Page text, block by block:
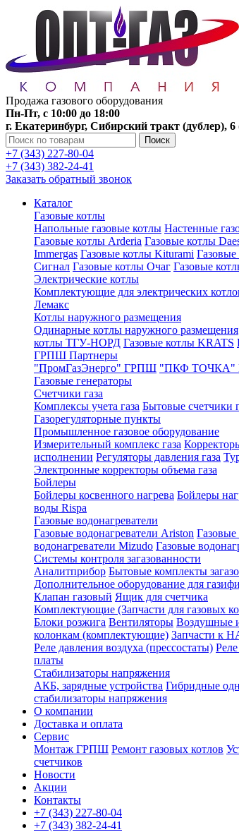
Продажа газового оборудования
Пн-Пт, с 10:00 до 18:00
г. Екатеринбург, Сибирский тракт (дублер),
Поиск
+7 (343) 227-80-04
+7 (343) 382-24-41
Заказать обратный звонок
Каталог
Газовые котлы
Напольные газовые котлы Настенные
Газовые котлы Arderia Газовые котлы
Immergas Газовые котлы Kiturami
Сигнал Газовые котлы Очаг Газовые
Электрические котлы
Комплектующие для электрических
Лемакс
Котлы наружного размещения
Одинарные котлы наружного размещения
котлы ТГУ-НОРД Газовые котлы KRATS
ГРПШ Партнеры
"ПромГазЭнерго" ГРПШ "ПКФ ТОЧКА"
Газовые генераторы
Счетчики газа
Комплексы учета газа Бытовые счетчики
Газорегуляторные пункты
Промышленное газовое оборудование
Измерительный комплекс газа
исполнении Регуляторы давления газа
Электронные корректоры объема газа
Бойлеры
Бойлеры косвенного нагрева Бойлеры
воды Rispa
Газовые водонагреватели
Газовые водонагреватели Ariston Газовые
водонагреватели Mizudo Газовые
Системы контроля загазованности
Аналитприбор Бытовые комплекты
Дополнительное оборудование для
Клапан газовый Ящик для счетчика
Комплектующие (Запчасти для газовых
Блоки розжига Вентиляторы Воздушные
колонкам (комплектующие) Запчасти
Реле давления воздуха (прессостаты)
платы
Стабилизаторы напряжения
АКБ, зарядные устройства Гибридные
стабилизаторы напряжения
О компании
Доставка и оплата
Сервис
Монтаж ГРПШ Ремонт газовых котлов
счетчиков
Новости
Акции
Контакты
+7 (343) 227-80-04
+7 (343) 382-24-41